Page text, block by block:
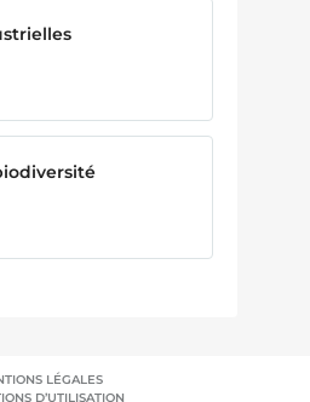
LÉGALES
D’UTILISATION